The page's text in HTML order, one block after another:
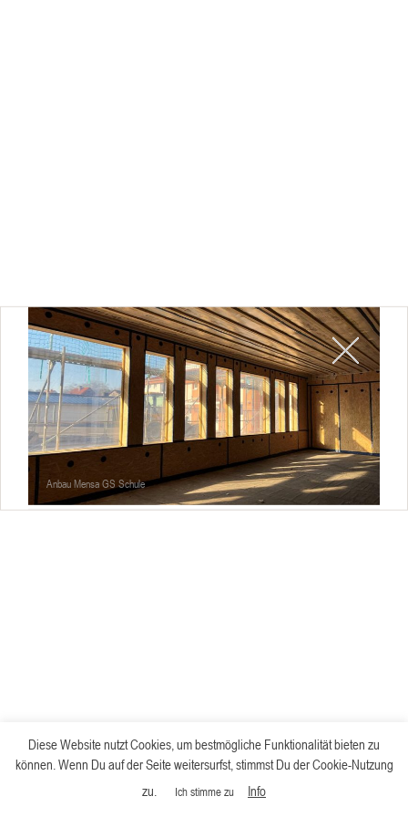
Anbau Mensa GS Schule
Diese Website nutzt Cookies, um bestmögliche Funktionalität bieten zu
können. Wenn Du auf der Seite weitersurfst, stimmst Du der Cookie-Nutzung
zu.
Ich stimme zu Info